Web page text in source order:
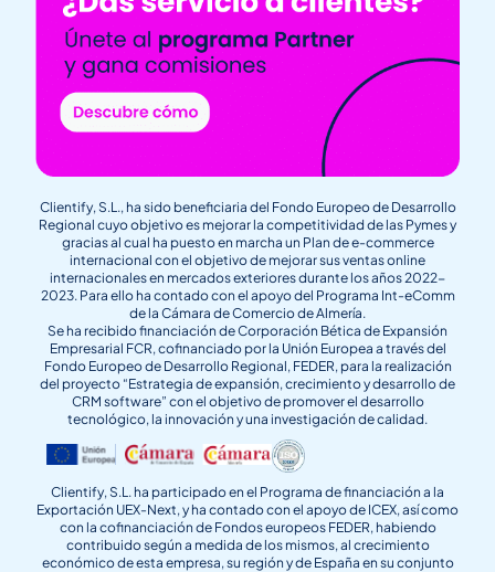
Clientify, S.L., ha sido beneficiaria del Fondo Europeo de Desarrollo
Regional cuyo objetivo es mejorar la competitividad de las Pymes y
gracias al cual ha puesto en marcha un Plan de e-commerce
internacional con el objetivo de mejorar sus ventas online
internacionales en mercados exteriores durante los años 2022-
2023. Para ello ha contado con el apoyo del Programa Int-eComm
de la Cámara de Comercio de Almería.
Se ha recibido financiación de Corporación Bética de Expansión
Empresarial FCR, cofinanciado por la Unión Europea a través del
Fondo Europeo de Desarrollo Regional, FEDER, para la realización
del proyecto “Estrategia de expansión, crecimiento y desarrollo de
CRM software” con el objetivo de promover el desarrollo
tecnológico, la innovación y una investigación de calidad.
Clientify, S.L. ha participado en el Programa de financiación a la
Exportación UEX-Next, y ha contado con el apoyo de ICEX, así como
con la cofinanciación de Fondos europeos FEDER, habiendo
contribuido según a medida de los mismos, al crecimiento
económico de esta empresa, su región y de España en su conjunto